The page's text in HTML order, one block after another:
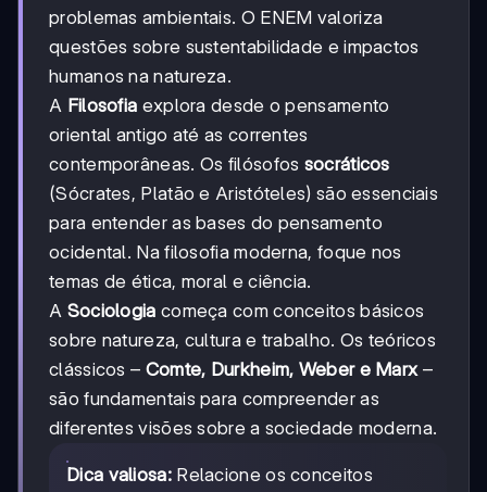
problemas ambientais. O ENEM valoriza
questões sobre sustentabilidade e impactos
humanos na natureza.
A Filosofia explora desde o pensamento
oriental antigo até as correntes
contemporâneas. Os filósofos socráticos
(Sócrates, Platão e Aristóteles) são essenciais
para entender as bases do pensamento
ocidental. Na filosofia moderna, foque nos
temas de ética, moral e ciência.
A Sociologia começa com conceitos básicos
sobre natureza, cultura e trabalho. Os teóricos
clássicos – Comte, Durkheim, Weber e Marx–
são fundamentais para compreender as
diferentes visões sobre a sociedade moderna.
Dica valiosa:Relacione os conceitos